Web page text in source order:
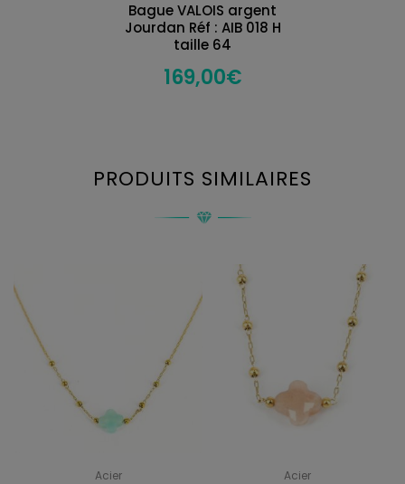
Bague VALOIS argent
Jourdan Réf : AIB 018 H
taille 64
169,00€
PRODUITS SIMILAIRES
Acier Acier